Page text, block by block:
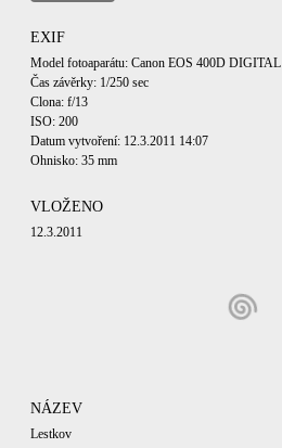
EXIF
Model fotoaparátu: Canon EOS 400D DIGITAL
Čas závěrky: 1/250 sec
Clona: f/13
ISO: 200
Datum vytvoření: 12.3.2011 14:07
Ohnisko: 35 mm
VLOŽENO
12.3.2011
NÁZEV
Lestkov